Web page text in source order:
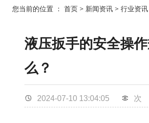
您当前的位置 ： 首页 > 新闻资讯 > 行业资讯
液压扳手的安全操
么？
2024-07-10 13:04:05 次